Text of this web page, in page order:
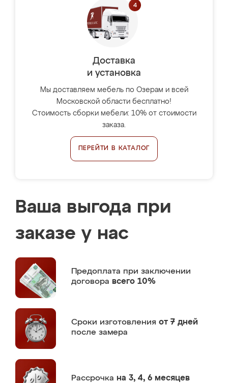
Доставка
и установка
Мы доставляем мебель по Озерам и всей
Московской области бесплатно!
Стоимость сборки мебели: 10% от стоимости
заказа.
ПЕРЕЙТИ В КАТАЛОГ
Ваша выгода при
заказе у нас
Предоплата при заключении
договора всего 10%
Сроки изготовления от 7 дней
после замера
Рассрочка на 3, 4, 6 месяцев